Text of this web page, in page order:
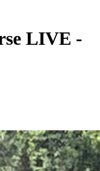
LIVE -